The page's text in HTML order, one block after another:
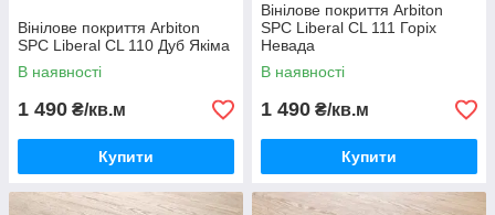
Вінілове покриття Arbiton
SPC Liberal CL 110 Дуб Якіма
В наявності
1 490 ₴/кв.м
Купити
Вінілове покриття Arbiton
SPC Liberal CL 111 Горіх
Невада
В наявності
1 490 ₴/кв.м
Купити